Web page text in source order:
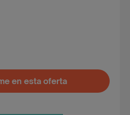
en esta oferta